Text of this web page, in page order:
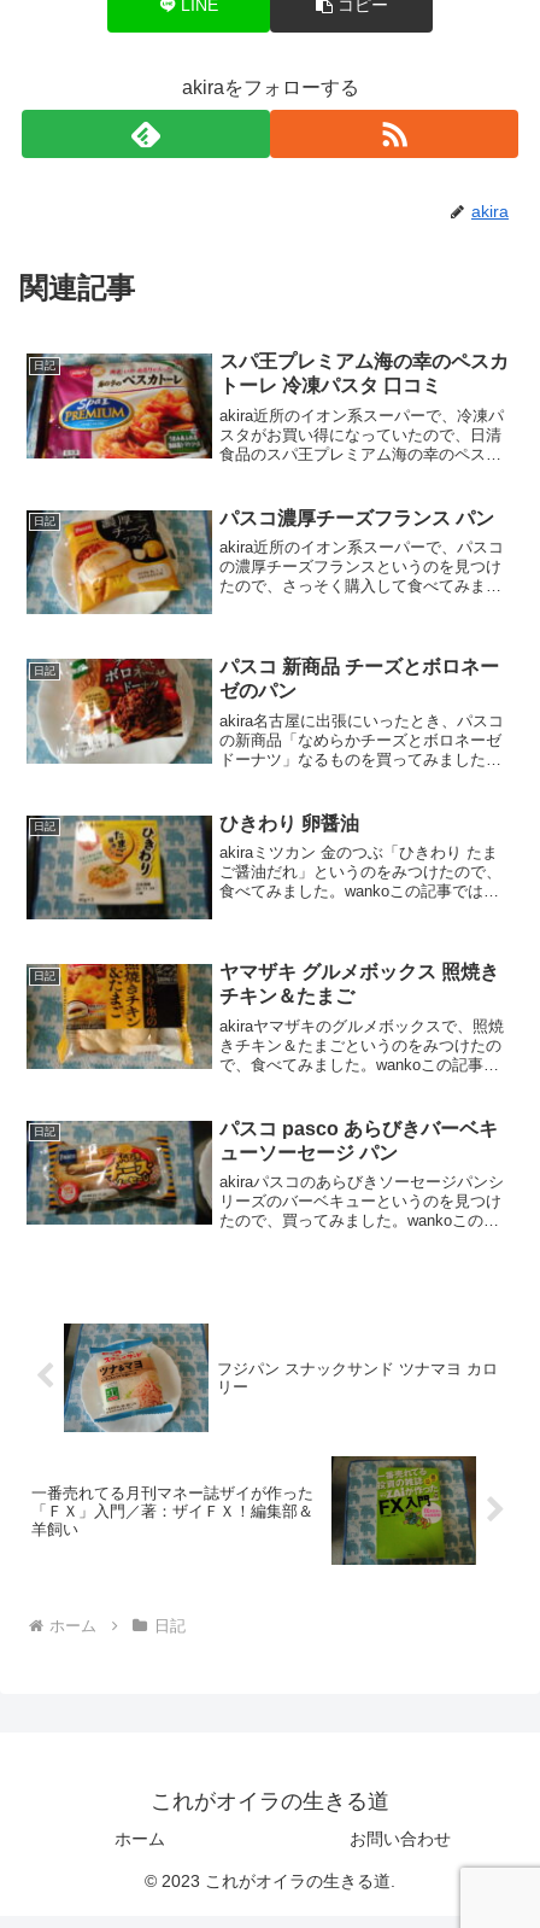
LINE コピー
akiraをフォローする
akira
関連記事
日記
スパ王プレミアム海の幸のペスカ
トーレ 冷凍パスタ 口コミ
akira近所のイオン系スーパーで、冷凍パ
スタがお買い得になっていたので、日清
食品のスパ王プレミアム海の幸のペスカ
スカトーレ 冷凍パスタ の正直な口コミや
作り方、カ...
日記 パスコ濃厚チーズフランス パン
akira近所のイオン系スーパーで、パスコ
の濃厚チーズフランスというのを見つけ
たので、さっそく購入して食べてみまし
買い得アイテ...
日記
パスコ 新商品 チーズとボロネー
ゼのパン
akira名古屋に出張にいったとき、パスコ
の新商品「なめらかチーズとボロネーゼ
ドーナツ」なるものを買ってみました。
リーなどの栄養成分について紹介する
よ！日本最大...
日記 ひきわり 卵醤油
akiraミツカン 金のつぶ「ひきわり たま
ご醤油だれ」というのをみつけたので、
食べてみました。wankoこの記事では、
テムが大...
日記
ヤマザキ グルメボックス 照焼き
チキン＆たまご
akiraヤマザキのグルメボックスで、照焼
きチキン＆たまごというのをみつけたの
で、食べてみました。wankoこの記事で
栄養成分について紹介するよ！お買い得
アイテムが...
日記
パスコ pasco あらびきバーベキ
ューソーセージ パン
akiraパスコのあらびきソーセージパンシ
リーズのバーベキューというのを見つけ
たので、買ってみました。wankoこの記
フジパン スナックサンド ツナマヨ カロ
リー
一番売れてる月刊マネー誌ザイが作った
「ＦＸ」入門／著：ザイＦＸ！編集部＆
羊飼い
ホーム 日記
これがオイラの生きる道
ホーム お問い合わせ
© 2023 これがオイラの生きる道.